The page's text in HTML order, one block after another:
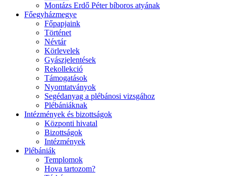
Montázs Erdő Péter bíboros atyának
Főegyházmegye
Főpapjaink
Történet
Névtár
Körlevelek
Gyászjelentések
Rekollekció
Támogatások
Nyomtatványok
Segédanyag a plébánosi vizsgához
Plébániáknak
Intézmények és bizottságok
Központi hivatal
Bizottságok
Intézmények
Plébániák
Templomok
Hova tartozom?